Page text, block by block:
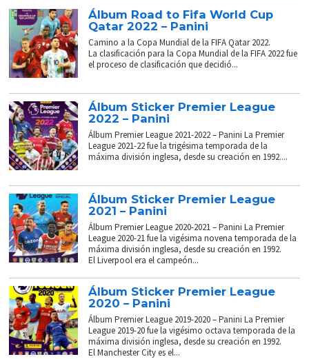
Álbum Road to Fifa World Cup
Qatar 2022 – Panini
Camino a la Copa Mundial de la FIFA Qatar 2022.
La clasificación para la Copa Mundial de la FIFA 2022 fue
el proceso de clasificación que decidió...
Álbum Sticker Premier League
2022 – Panini
Álbum Premier League 2021-2022 – Panini La Premier
League 2021-22 fue la trigésima temporada de la
máxima división inglesa, desde su creación en 1992....
Álbum Sticker Premier League
2021 – Panini
Álbum Premier League 2020-2021 – Panini La Premier
League 2020-21 fue la vigésima novena temporada de la
máxima división inglesa, desde su creación en 1992.
El Liverpool era el campeón...
Álbum Sticker Premier League
2020 – Panini
Álbum Premier League 2019-2020 – Panini La Premier
League 2019-20 fue la vigésimo octava temporada de la
máxima división inglesa, desde su creación en 1992.
El Manchester City es el...